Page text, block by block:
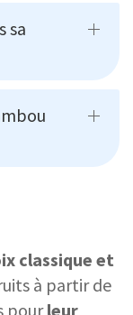
sa
classique et
à partir de
pourleur